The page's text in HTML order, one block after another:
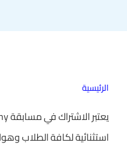
الرئيسية
استثنائية لكافة الطلاب